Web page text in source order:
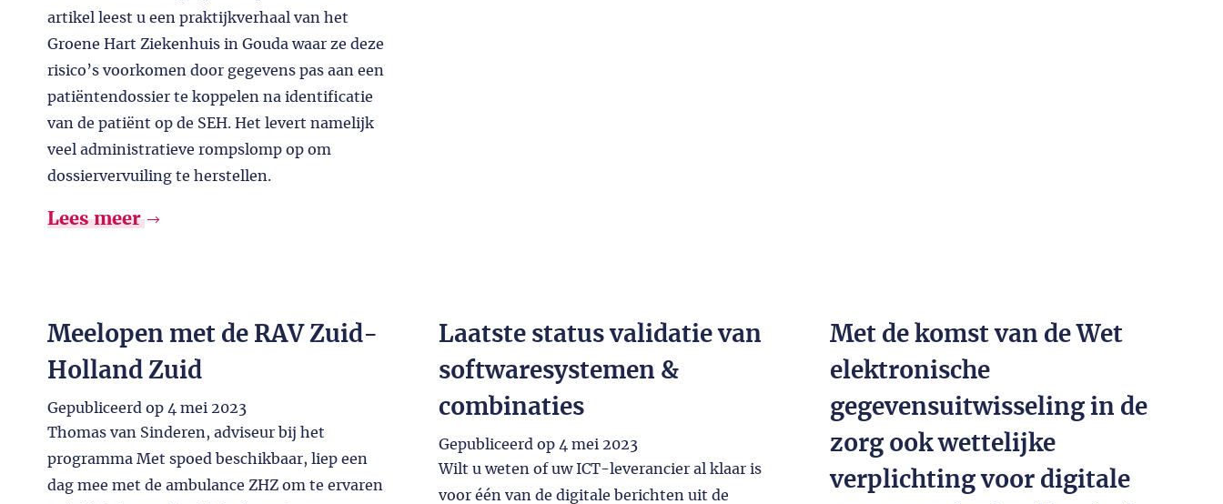
artikel leest u een praktijkverhaal van het
Groene Hart Ziekenhuis in Gouda waar ze deze
risico’s voorkomen door gegevens pas aan een
patiëntendossier te koppelen na identificatie
van de patiënt op de SEH. Het levert namelijk
veel administratieve rompslomp op om
dossiervervuiling te herstellen.
Lees meer
Meelopen met de RAV Zuid-
Holland Zuid
Gepubliceerd op 4 mei 2023
Thomas van Sinderen, adviseur bij het
programma Met spoed beschikbaar, liep een
dag mee met de ambulance ZHZ om te ervaren
Laatste status validatie van
softwaresystemen &
combinaties
Gepubliceerd op 4 mei 2023
Wilt u weten of uw ICT-leverancier al klaar is
voor één van de digitale berichten uit de
Met de komst van de Wet
elektronische
gegevensuitwisseling in de
zorg ook wettelijke
verplichting voor digitale